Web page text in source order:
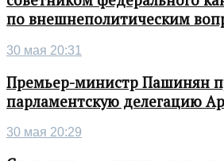
по внешнеполитическим
30 мая 20:31
Премьер-министр Пашинян
парламентскую делегацию
30 мая 20:29